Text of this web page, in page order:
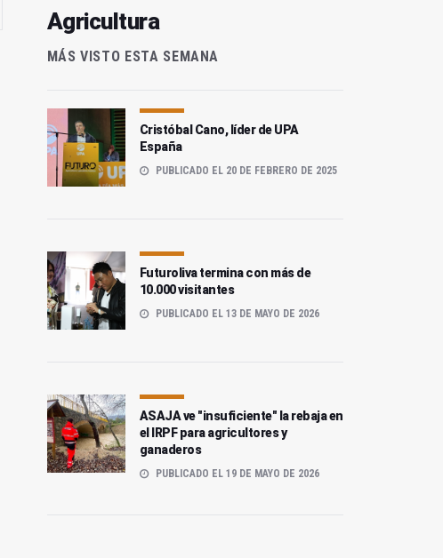
Agricultura
MÁS VISTO ESTA SEMANA
Cristóbal Cano, líder de UPA
España
PUBLICADO EL 20 DE FEBRERO DE 2025
Futuroliva termina con más de
10.000 visitantes
PUBLICADO EL 13 DE MAYO DE 2026
ASAJA ve "insuficiente" la rebaja en
el IRPF para agricultores y
ganaderos
PUBLICADO EL 19 DE MAYO DE 2026